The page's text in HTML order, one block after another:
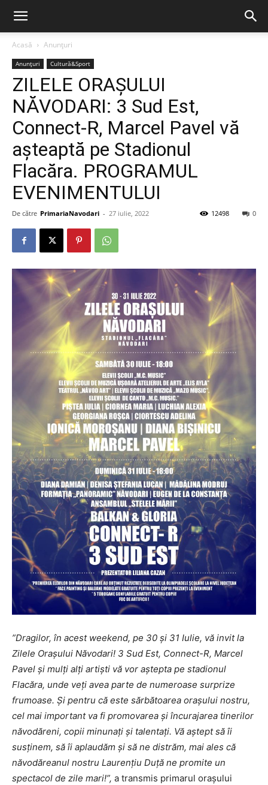
Acasă Anunțuri
Anunțuri Cultură&Sport
ZILELE ORAȘULUI
NĂVODARI: 3 Sud Est,
Connect-R, Marcel Pavel vă
așteaptă pe Stadionul
Flacăra. PROGRAMUL
EVENIMENTULUI
De către PrimariaNavodari - 27 iulie, 2022 0
12498
”Dragilor, în acest weekend, pe 30 și 31 Iulie, vă invit la
Zilele Orașului Năvodari! 3 Sud Est, Connect-R, Marcel
Pavel și mulți alți artiști vă vor aștepta pe stadionul
Flacăra, unde veți avea parte de numeroase surprize
frumoase. Și pentru că este sărbătoarea orașului nostru,
cel mai important va fi promovarea și încurajarea tinerilor
năvodăreni, copii minunați și talentați. Vă aștept să îi
susținem, să îi aplaudăm și să ne distrăm, mai ales că
năvodăreanul nostru Laurențiu Duță ne promite un
spectacol de zile mari!”, a transmis primarul orașului